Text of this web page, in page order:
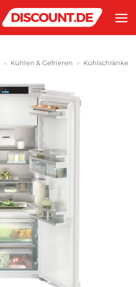
» Kühlen & Gefrieren » Kühlschränke